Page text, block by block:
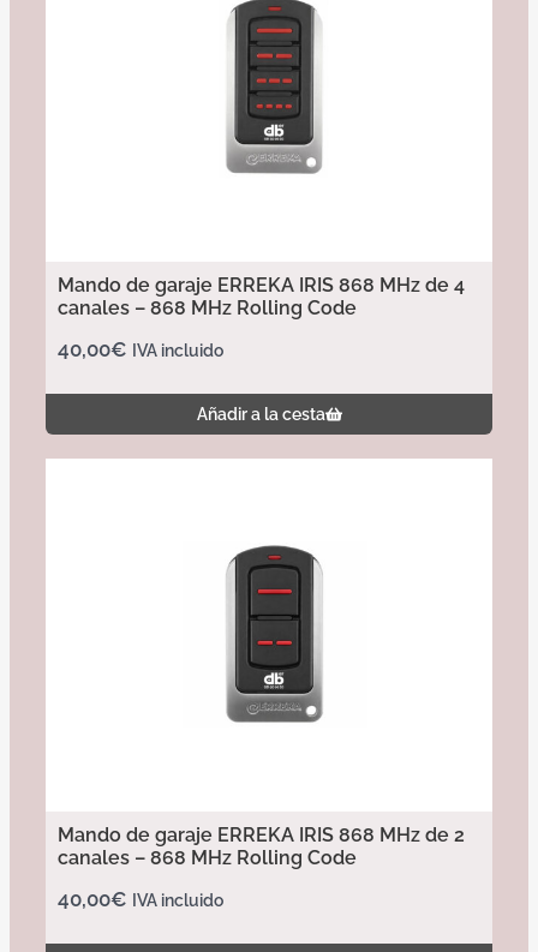
Mando de garaje ERREKA IRIS 868 MHz de 4
canales – 868 MHz Rolling Code
40,00€ IVA incluido
Añadir a la cesta
Mando de garaje ERREKA IRIS 868 MHz de 2
canales – 868 MHz Rolling Code
40,00€ IVA incluido